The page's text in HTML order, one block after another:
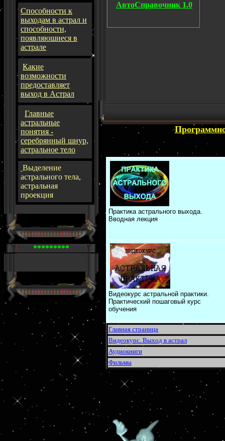
Способности к
выходам в астрал и
способности,
появляюшиеся в
астрале
Какие
возможности
предоставляет
выход в Астрал
Главные
астральные
понятия -
серебрянный шнур,
астральное тело
Выделение
астрального тела,
астральная
проекция
*********
АвтоСправочник 1.0
Практика астрального выхода.
Вводная лекция
Видеокурс астральной практики.
Практический пошаговый курс
обучения
Главная страница
Видеокурс. Выход в астрал
Аудиокниги
Фильмы